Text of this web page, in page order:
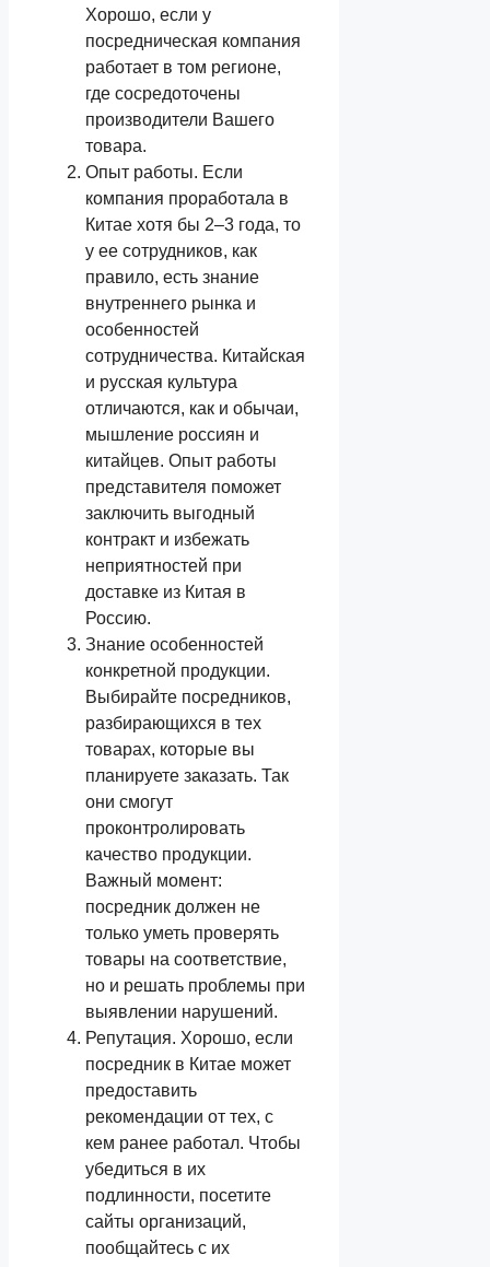
Хорошо, если у
посредническая компания
работает в том регионе,
где сосредоточены
производители Вашего
товара.
Опыт работы. Если
компания проработала в
Китае хотя бы 2–3 года, то
у ее сотрудников, как
правило, есть знание
внутреннего рынка и
особенностей
сотрудничества. Китайская
и русская культура
отличаются, как и обычаи,
мышление россиян и
китайцев. Опыт работы
представителя поможет
заключить выгодный
контракт и избежать
неприятностей при
доставке из Китая в
Россию.
Знание особенностей
конкретной продукции.
Выбирайте посредников,
разбирающихся в тех
товарах, которые вы
планируете заказать. Так
они смогут
проконтролировать
качество продукции.
Важный момент:
посредник должен не
только уметь проверять
товары на соответствие,
но и решать проблемы при
выявлении нарушений.
Репутация. Хорошо, если
посредник в Китае может
предоставить
рекомендации от тех, с
кем ранее работал. Чтобы
убедиться в их
подлинности, посетите
сайты организаций,
пообщайтесь с их